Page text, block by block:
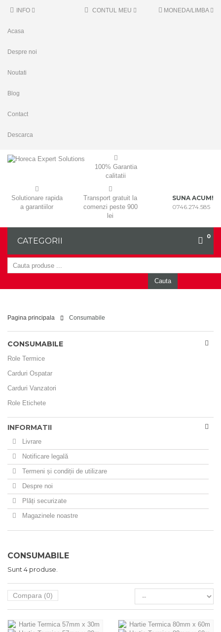
INFO
Acasa
Despre noi
Noutati
Blog
Contact
Descarca
MONEDA/LIMBA
CONTUL MEU
100% Garantia
calitatii
Solutionare rapida
a garantiilor
Transport gratuit la
comenzi peste 900
lei
SUNA ACUM!
0746.274.585
CATEGORII
Cauta
0
Pagina principala Consumabile
CONSUMABILE
Role Termice
Carduri Ospatar
Carduri Vanzatori
Role Etichete
INFORMATII
Livrare
Notificare legală
Termeni și condiții de utilizare
Despre noi
Plăți securizate
Magazinele noastre
CONSUMABILE
Sunt 4 produse.
Compara (0)